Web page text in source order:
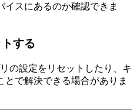
イスにあるのか確認できま
する
の設定をリセットしたり、キ
とで解決できる場合がありま